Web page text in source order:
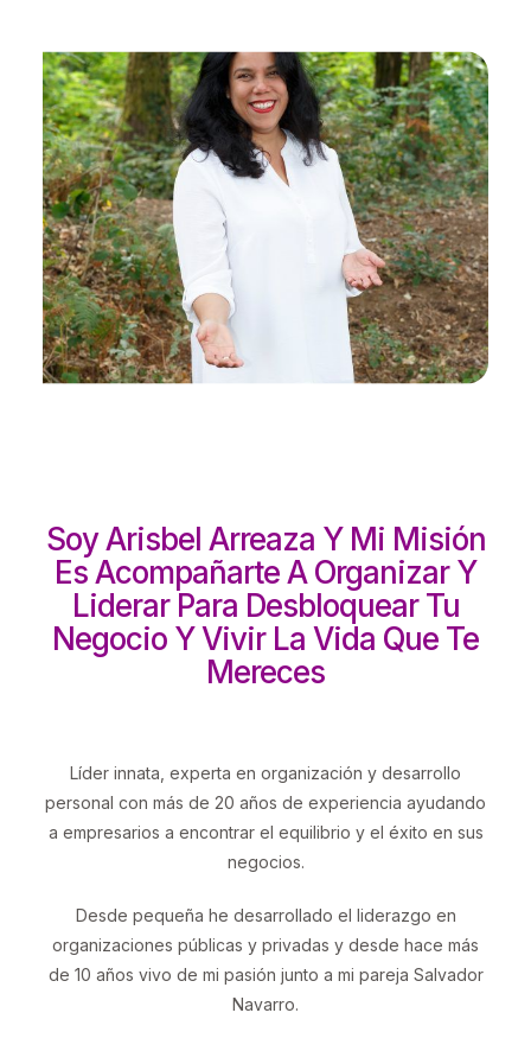
Soy Arisbel Arreaza Y Mi Misión
Es Acompañarte A Organizar Y
Liderar Para Desbloquear Tu
Negocio Y Vivir La Vida Que Te
Mereces
Líder innata, experta en organización y desarrollo
personal con más de 20 años de experiencia ayudando
a empresarios a encontrar el equilibrio y el éxito en sus
negocios.
Desde pequeña he desarrollado el liderazgo en
organizaciones públicas y privadas y desde hace más
de 10 años vivo de mi pasión junto a mi pareja Salvador
Navarro.